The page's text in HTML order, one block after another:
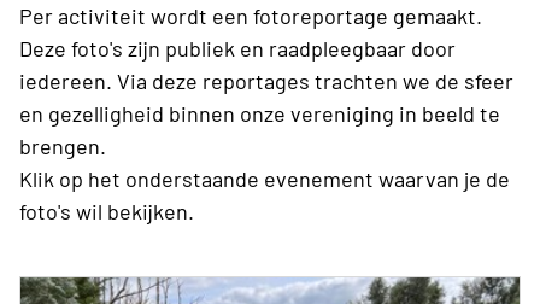
Per activiteit wordt een fotoreportage gemaakt.
Deze foto's zijn publiek en raadpleegbaar door
iedereen. Via deze reportages trachten we de sfeer
en gezelligheid binnen onze vereniging in beeld te
brengen.
Klik op het onderstaande evenement waarvan je de
foto's wil bekijken.